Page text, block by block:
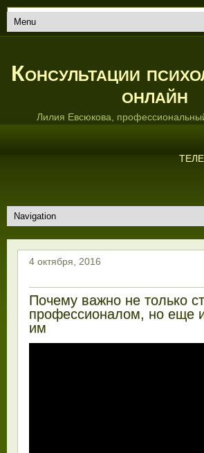
Консультации
онлайн
Лилия Евсюкова,
4 октября, 2016
Почему важно не только
профессионалом, но еще
им